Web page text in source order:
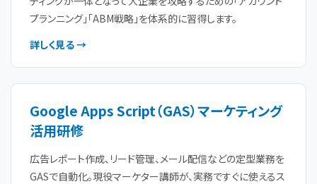
プランニング」「ABM戦略」を体系的に習得します。
詳しく見る →
Google Apps Script（GAS）マーケティング
活用研修
広告レポート作成、リード管理、メール配信などの定型業務を
GASで自動化。現役マーケター講師が、実務ですぐに使えるス